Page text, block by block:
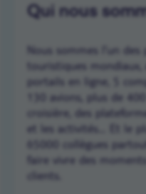
Qui nous
Nous sommes l’un
touristiques
portails en ligne, 5
130 avions, plus de
croisière, des
et les activités… Et le
65000
collègues
faire vivre des
clients.